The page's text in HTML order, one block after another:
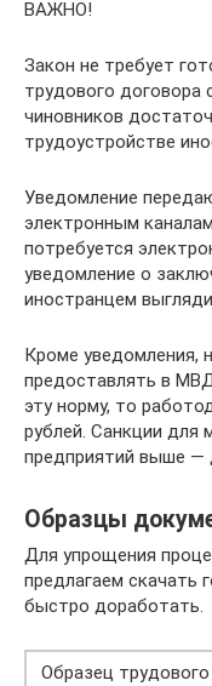
ВАЖНО!
Закон не требует
трудового
чиновников
трудоустройстве
Уведомление
электронным
потребуется
уведомление о
иностранцем
Кроме уведомления,
предоставлять в
эту норму, то
рублей. Санкции для
предприятий выше —
Образцы
Для упрощения
предлагаем
быстро доработать.
Образец